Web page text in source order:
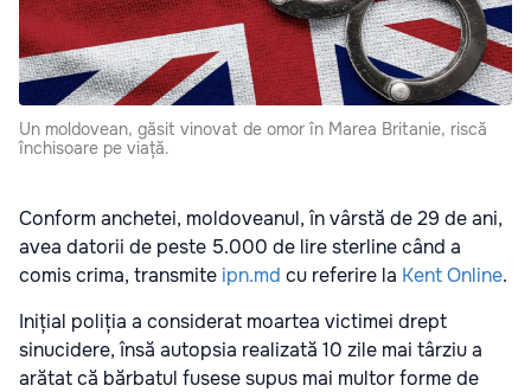
Un moldovean, găsit vinovat de omor în Marea Britanie, riscă
închisoare pe viață.
Conform anchetei, moldoveanul, în vârstă de 29 de ani,
avea datorii de peste 5.000 de lire sterline când a
comis crima, transmite ipn.md cu referire la Kent Online.
Inițial poliția a considerat moartea victimei drept
sinucidere, însă autopsia realizată 10 zile mai târziu a
arătat că bărbatul fusese supus mai multor forme de